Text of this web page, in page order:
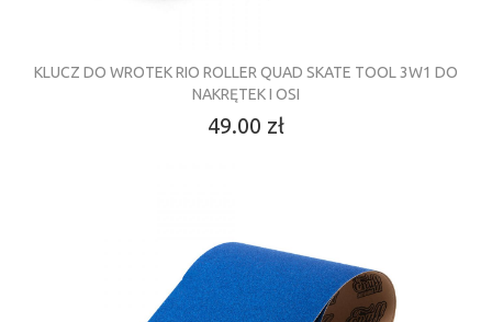
KLUCZ DO WROTEK RIO ROLLER QUAD SKATE TOOL 3W1 DO
NAKRĘTEK I OSI
49.00 zł